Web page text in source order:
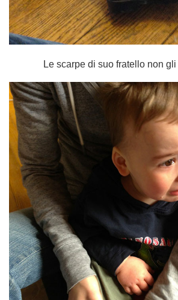
Le scarpe di suo fratello non